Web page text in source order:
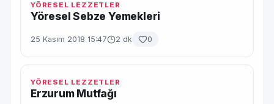
YÖRESEL LEZZETLER
Yöresel Sebze Yemekleri
25 Kasım 2018 15:47 2 dk 0
YÖRESEL LEZZETLER
Erzurum Mutfağı